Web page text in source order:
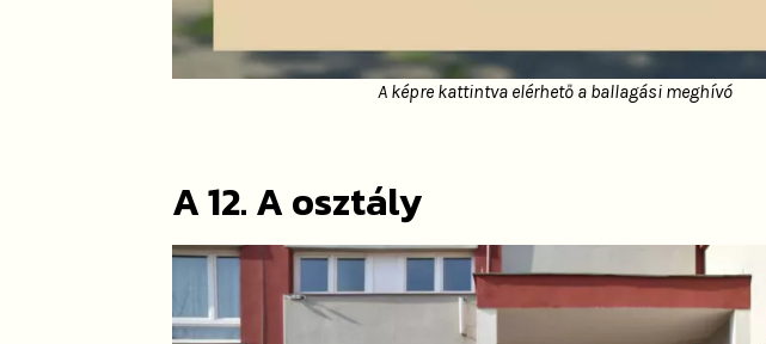
A képre kattintva elérhető a ballagási meghívó
A 12. A osztály